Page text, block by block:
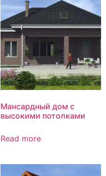
Мансардный дом с
высокими потолками
Read more